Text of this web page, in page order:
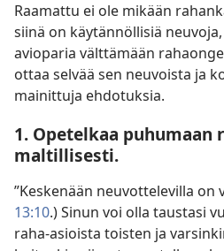
Raamattu ei ole mikään
siinä on käytännöllisiä
avioparia välttämään
ottaa selvää sen neuvoista ja
mainittuja ehdotuksia.
1. Opetelkaa puhumaan
maltillisesti.
”Keskenään neuvottelevilla on
13:10.) Sinun voi olla taustasi
raha-asioista toisten ja